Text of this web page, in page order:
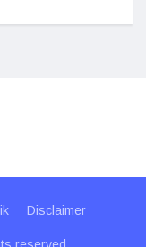
Disclaimer